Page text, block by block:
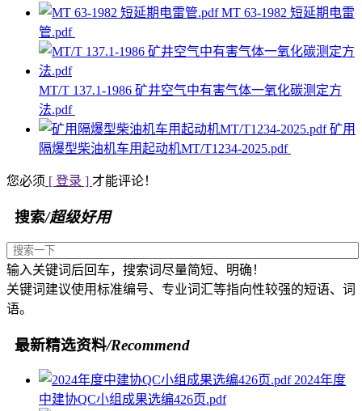
MT 63-1982 短延期电雷
管.pdf
MT/T 137.1-1986 矿井空气中有害气体一氧化碳测定方
法.pdf
矿用
隔爆型柴油机车用起动机MT/T1234-2025.pdf
您必须 [ 登录 ] 才能评论！
搜索/超级好用
输入关键词后回车，搜索词尽量简短、明确！
关键词建议使用标准编号、专业词汇等指向性较强的短语、词
语。
最新精选资料/Recommend
2024年度
中建协QC小组成果选编426页.pdf